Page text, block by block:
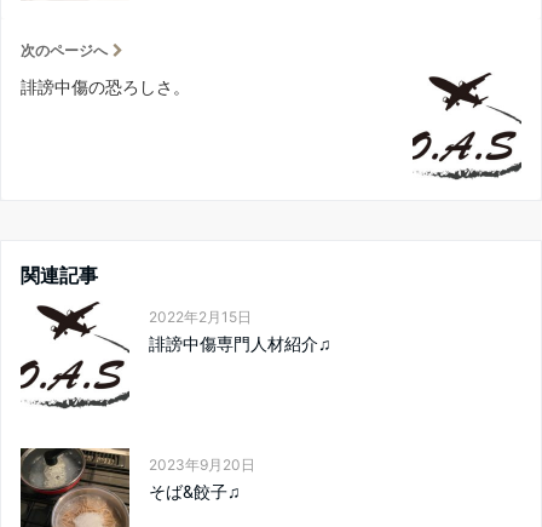
次のページへ
誹謗中傷の恐ろしさ。
関連記事
2022年2月15日
誹謗中傷専門人材紹介♫
2023年9月20日
そば&餃子♫